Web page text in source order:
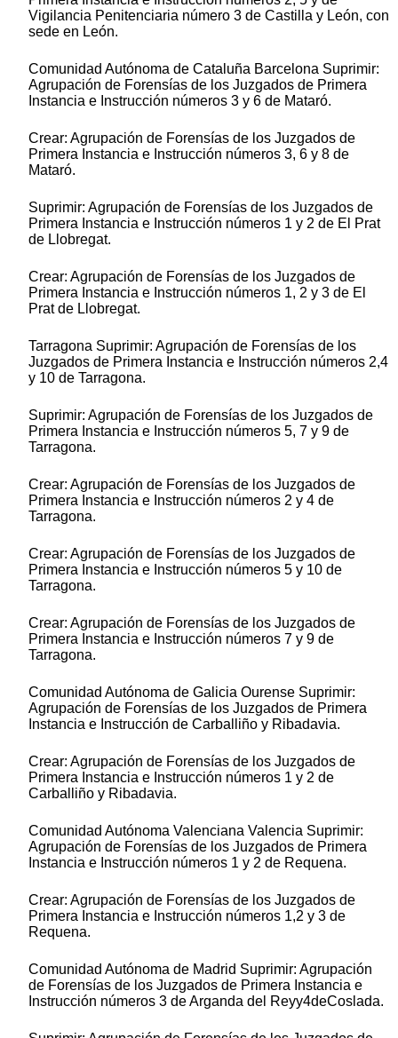
Vigilancia Penitenciaria número 3 de Castilla y León, con
sede en León.
Comunidad Autónoma de Cataluña Barcelona Suprimir:
Agrupación de Forensías de los Juzgados de Primera
Instancia e Instrucción números 3 y 6 de Mataró.
Crear: Agrupación de Forensías de los Juzgados de
Primera Instancia e Instrucción números 3, 6 y 8 de
Mataró.
Suprimir: Agrupación de Forensías de los Juzgados de
Primera Instancia e Instrucción números 1 y 2 de El Prat
de Llobregat.
Crear: Agrupación de Forensías de los Juzgados de
Primera Instancia e Instrucción números 1, 2 y 3 de El
Prat de Llobregat.
Tarragona Suprimir: Agrupación de Forensías de los
Juzgados de Primera Instancia e Instrucción números 2,4
y 10 de Tarragona.
Suprimir: Agrupación de Forensías de los Juzgados de
Primera Instancia e Instrucción números 5, 7 y 9 de
Tarragona.
Crear: Agrupación de Forensías de los Juzgados de
Primera Instancia e Instrucción números 2 y 4 de
Tarragona.
Crear: Agrupación de Forensías de los Juzgados de
Primera Instancia e Instrucción números 5 y 10 de
Tarragona.
Crear: Agrupación de Forensías de los Juzgados de
Primera Instancia e Instrucción números 7 y 9 de
Tarragona.
Comunidad Autónoma de Galicia Ourense Suprimir:
Agrupación de Forensías de los Juzgados de Primera
Instancia e Instrucción de Carballiño y Ribadavia.
Crear: Agrupación de Forensías de los Juzgados de
Primera Instancia e Instrucción números 1 y 2 de
Carballiño y Ribadavia.
Comunidad Autónoma Valenciana Valencia Suprimir:
Agrupación de Forensías de los Juzgados de Primera
Instancia e Instrucción números 1 y 2 de Requena.
Crear: Agrupación de Forensías de los Juzgados de
Primera Instancia e Instrucción números 1,2 y 3 de
Requena.
Comunidad Autónoma de Madrid Suprimir: Agrupación
de Forensías de los Juzgados de Primera Instancia e
Instrucción números 3 de Arganda del Reyy4deCoslada.